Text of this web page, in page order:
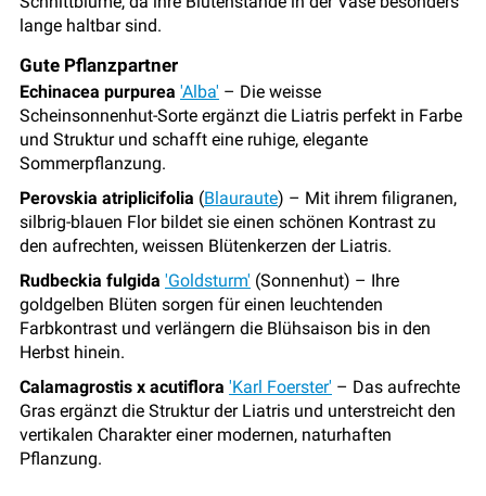
lange haltbar sind.
Gute Pflanzpartner
Echinacea purpurea 'Alba' – Die weisse
Scheinsonnenhut-Sorte ergänzt die Liatris perfekt in Farbe
und Struktur und schafft eine ruhige, elegante
Sommerpflanzung.
Perovskia atriplicifolia (Blauraute) – Mit ihrem filigranen,
silbrig-blauen Flor bildet sie einen schönen Kontrast zu
den aufrechten, weissen Blütenkerzen der Liatris.
Rudbeckia fulgida 'Goldsturm' (Sonnenhut) – Ihre
goldgelben Blüten sorgen für einen leuchtenden
Farbkontrast und verlängern die Blühsaison bis in den
Herbst hinein.
Calamagrostis x acutiflora 'Karl Foerster' – Das aufrechte
Gras ergänzt die Struktur der Liatris und unterstreicht den
vertikalen Charakter einer modernen, naturhaften
Pflanzung.